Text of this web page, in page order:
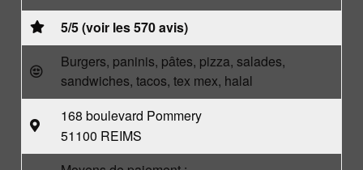
5/5 (voir les 570 avis)
Burgers, paninis, pâtes, pizza, salades,
sandwiches, tacos, tex mex, halal
168 boulevard Pommery
51100 REIMS